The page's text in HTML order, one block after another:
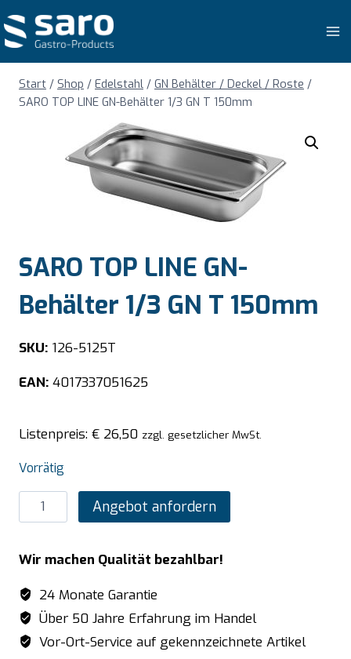
Inhalt
springen
Start / Shop / Edelstahl / GN Behälter / Deckel / Roste /
SARO TOP LINE GN-Behälter 1/3 GN T 150mm
SARO TOP LINE GN-
Behälter 1/3 GN T 150mm
SKU: 126-5125T
EAN: 4017337051625
Listenpreis: € 26,50 zzgl. gesetzlicher MwSt.
Vorrätig
SARO
TOP
GN-
Behälter
1/3
GN
T
Angebot anfordern
Wir machen Qualität bezahlbar!
24 Monate Garantie
Über 50 Jahre Erfahrung im Handel
Vor-Ort-Service auf gekennzeichnete Artikel